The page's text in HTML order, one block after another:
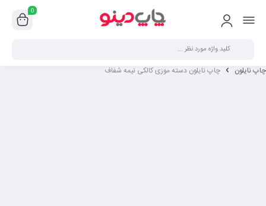
0
چاپ نایلون چاپ نایلون دسته موزی کالکی نیمه شفاف